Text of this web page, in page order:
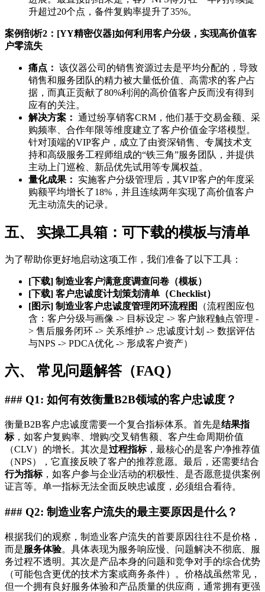
升超过20个点，备件复购率提升了35%。
案例剖析2：[YY精密仪器]如何利用客户分级，实现高价值客
户零流失
痛点： 该仪器公司的销售资源过去是平均分配的，导致
销售和服务团队的精力被大量低价值、高需求的客户占
据，而真正贡献了80%利润的高价值客户反而没有得到
应有的关注。
解决方案： 通过纷享销客CRM，他们基于交易金额、采
购频率、合作年限等维度建立了客户价值金字塔模型。
针对顶端的VIP客户，成立了由资深销售、专属技术支
持和高级服务工程师组成的“铁三角”服务团队，并提供
主动上门巡检、新品优先试用等专属权益。
量化成果：
实施客户分级管理后，其VIP客户的年度采
购额平均增长了18%，并且连续两年实现了高价值客户
无主动流失的记录。
五、 实操工具箱：可下载的模板与清单
为了帮助你更好地启动这项工作，我们准备了以下工具：
[下载] 制造业客户满意度调查问卷（模板）
[下载] 客户忠诚度计划策划清单（Checklist）
[图示] 制造业客户忠诚度管理闭环流程图
（流程图应包
含：客户分级与画像 -> 目标设定 -> 客户旅程触点管理 -
> 售后服务闭环 -> 关系维护 -> 忠诚度计划 -> 数据评估
与NPS -> PDCA优化 -> 形成客户资产）
六、 常见问题解答（FAQ）
### Q1: 如何有效衡量B2B领域的客户忠诚度？
衡量B2B客户忠诚度需要一个复合指标体系。首先是结果指
标，如客户复购率、增购/交叉销售额、客户生命周期价值
（CLV）的增长。其次是过程指标，最核心的是客户净推荐值
（NPS），它直接反映了客户的推荐意愿。最后，还需要结合
行为指标，如客户参与企业活动的积极性、是否愿意提供案例
证言等。单一指标无法全面反映忠诚度，必须组合看待。
### Q2: 制造业客户流失的最主要原因是什么？
根据我们的观察，制造业客户流失的首要原因往往不是价格，
而是服务体验。具体表现为服务响应慢、问题解决不彻底、服
务过程不透明。其次是产品本身的问题和竞争对手的综合优势
（可能包含更优的技术方案或商务条件）。价格战虽然常见，
但一个拥有良好服务体验和产品质量的供应商，通常拥有更强